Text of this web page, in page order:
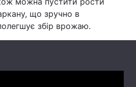
що зручно в
збір врожаю.